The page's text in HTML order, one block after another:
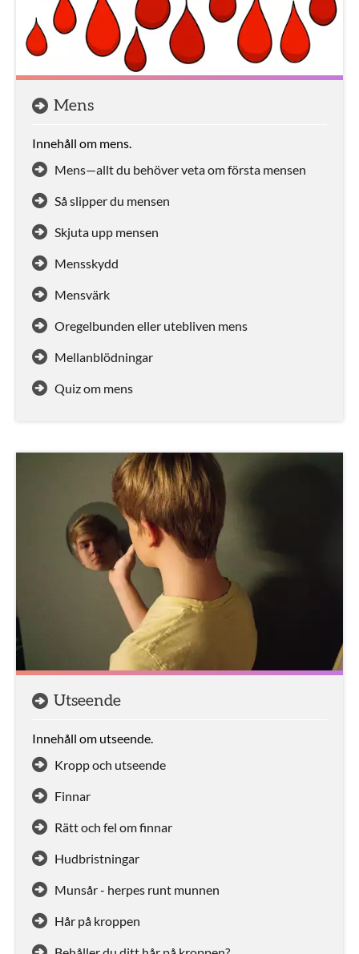
Mens
Innehåll om mens.
Mens—allt du behöver veta om första mensen
Så slipper du mensen
Skjuta upp mensen
Mensskydd
Mensvärk
Oregelbunden eller utebliven mens
Mellanblödningar
Quiz om mens
Utseende
Innehåll om utseende.
Kropp och utseende
Finnar
Rätt och fel om finnar
Hudbristningar
Munsår - herpes runt munnen
Hår på kroppen